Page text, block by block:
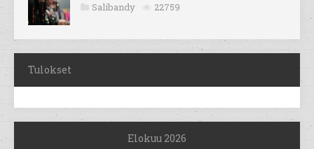
Salibandy 22759
Tulokset
Elokuu 2026